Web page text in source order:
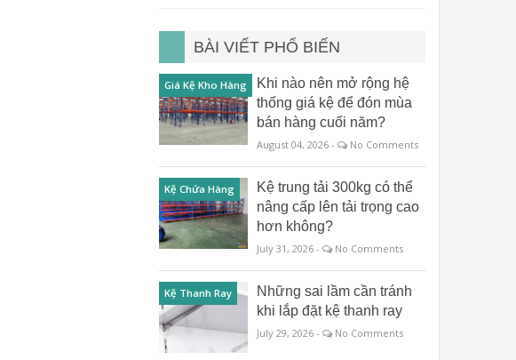
BÀI VIẾT PHỔ BIẾN
Giá Kệ Kho Hàng
Khi nào nên mở rộng hệ
thống giá kệ để đón mùa
bán hàng cuối năm?
August 04, 2026 - No Comments
Kệ Chứa Hàng
Kệ trung tải 300kg có thể
nâng cấp lên tải trọng cao
hơn không?
July 31, 2026 - No Comments
Kệ Thanh Ray
Những sai lầm cần tránh
khi lắp đặt kệ thanh ray
July 29, 2026 - No Comments